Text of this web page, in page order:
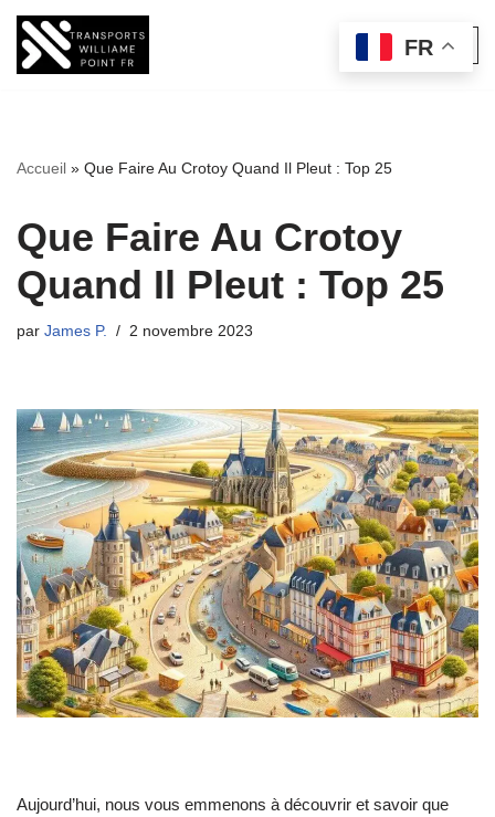
Aller
Accueil » Que Faire Au Crotoy Quand Il Pleut : Top 25
Que Faire Au Crotoy
Quand Il Pleut : Top 25
par James P. 2 novembre 2023
Aujourd’hui, nous vous emmenons à découvrir et savoir que
FR